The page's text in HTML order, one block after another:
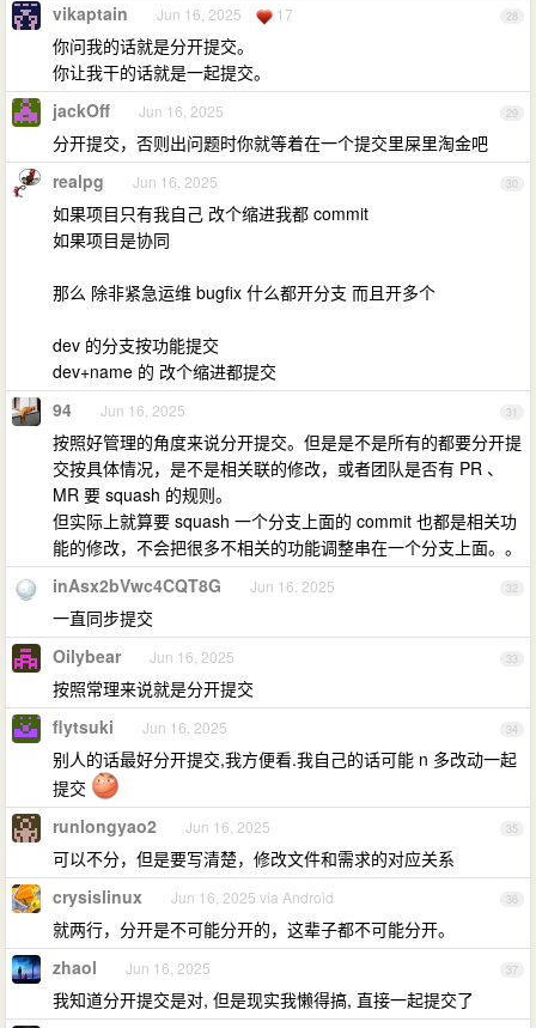
28
vikaptain Jun 16, 2025 17
你问我的话就是分开提交。
你让我干的话就是一起提交。
29
jackOff Jun 16, 2025
分开提交，否则出问题时你就等着在一个提交里屎里淘金吧
30
realpg Jun 16, 2025
如果项目只有我自己 改个缩进我都 commit
如果项目是协同
那么 除非紧急运维 bugfix 什么都开分支 而且开多个
dev 的分支按功能提交
dev+name 的 改个缩进都提交
31
94 Jun 16, 2025
按照好管理的角度来说分开提交。但是是不是所有的都要分开提
交按具体情况，是不是相关联的修改，或者团队是否有 PR 、
MR 要 squash 的规则。
但实际上就算要 squash 一个分支上面的 commit 也都是相关功
能的修改，不会把很多不相关的功能调整串在一个分支上面。。
32
inAsx2bVwc4CQT8G Jun 16, 2025
一直同步提交
33
Oilybear Jun 16, 2025
按照常理来说就是分开提交
34
flytsuki Jun 16, 2025
别人的话最好分开提交,我方便看.我自己的话可能 n 多改动一起
提交
35
runlongyao2 Jun 16, 2025
可以不分，但是要写清楚，修改文件和需求的对应关系
36
crysislinux Jun 16, 2025 via Android
就两行，分开是不可能分开的，这辈子都不可能分开。
37
zhaol Jun 16, 2025
我知道分开提交是对, 但是现实我懒得搞, 直接一起提交了